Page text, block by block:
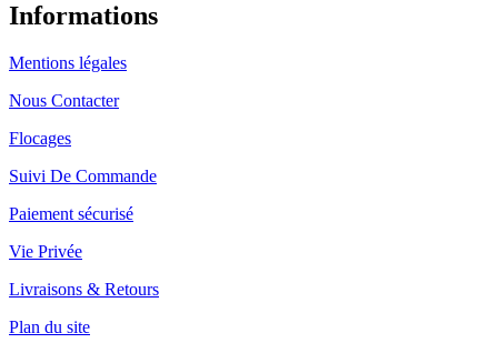
Informations
Mentions légales
Nous Contacter
Flocages
Suivi De Commande
Paiement sécurisé
Vie Privée
Livraisons & Retours
Plan du site